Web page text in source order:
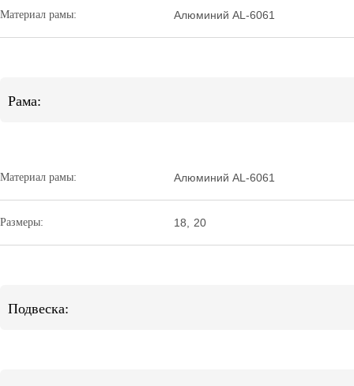
Материал рамы: Алюминий AL-6061
Рама:
Материал рамы: Алюминий AL-6061
Размеры: 18 20
Подвеска: